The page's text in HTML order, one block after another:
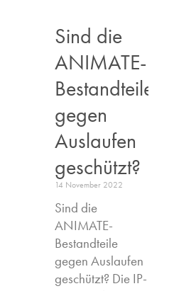
Sind die
ANIMATE-
Bestandteile
gegen
Auslaufen
geschützt?
14 November 2022
Sind die
ANIMATE-
Bestandteile
gegen Auslaufen
geschützt? Die IP-